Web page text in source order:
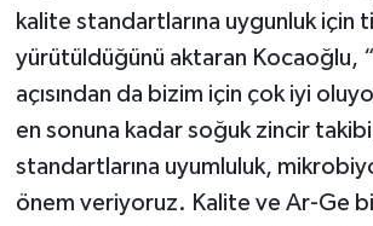
kalite standartlarına uygunluk için
yürütüldüğünü aktaran Kocaoğlu,
açısından da bizim için çok iyi
en sonuna kadar soğuk zincir
standartlarına uyumluluk,
önem veriyoruz. Kalite ve Ar-Ge